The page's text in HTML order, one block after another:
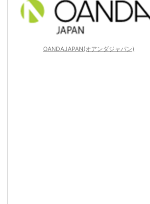
OANDAJAPAN(オアンダジャパン)